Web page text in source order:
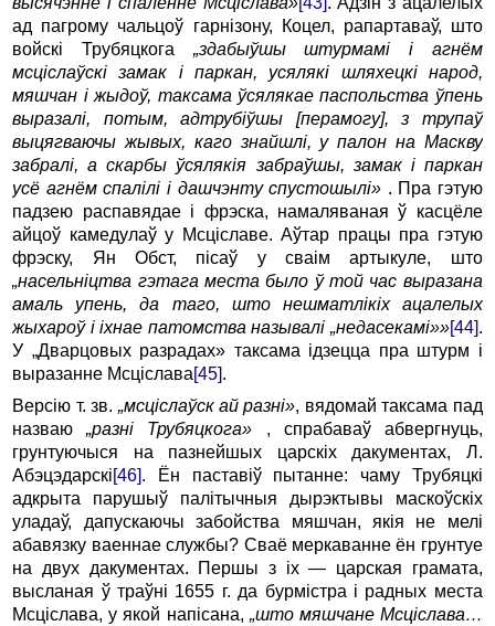
ад пагрому чальцоў гарнізону, Коцел, рапартаваў, што
войскі Трубяцкога „здабыўшы штурмамі і агнём
мсціслаўскі замак і паркан, усялякі шляхецкі народ,
мяшчан і жыдоў, таксама ўсялякае паспольства ўпень
выразалі, потым, адтрубіўшы [перамогу], з трупаў
выцягваючы жывых, каго знайшлі, у палон на Маскву
забралі, а скарбы ўсялякія забраўшы, замак і паркан
усё агнём спалілі і дашчэнту спустошылі» . Пра гэтую
падзею распавядае і фрэска, намаляваная ў касцёле
айцоў камедулаў у Мсціславе. Аўтар працы пра гэтую
фрэску, Ян Обст, пісаў у сваім артыкуле, што
„насельніцтва гэтага места было ў той час выразана
амаль упень, да таго, што нешматлікіх ацалелых
жыхароў і іхнае патомства называлі „недасекамі»»[44].
У „Дварцовых разрадах» таксама ідзецца пра штурм і
выразанне Мсціслава[45].
Версію т. зв. „мсціслаўск ай разні», вядомай таксама пад
назваю„разні Трубяцкога» , спрабаваў абвергнуць,
грунтуючыся на пазнейшых царскіх дакументах, Л.
Абэцэдарскі[46]. Ён паставіў пытанне: чаму Трубяцкі
адкрыта парушыў палітычныя дырэктывы маскоўскіх
уладаў, дапускаючы забойства мяшчан, якія не мелі
абавязку ваеннае службы? Сваё меркаванне ён грунтуе
на двух дакументах. Першы з іх — царская грамата,
высланая ў траўні 1655 г. да бурмістра і радных места
Мсціслава, у якой напісана, „што мяшчане Мсціслава…